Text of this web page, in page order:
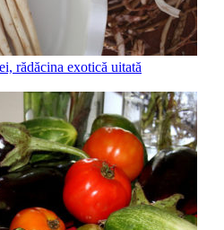
rădăcina exotică uitată